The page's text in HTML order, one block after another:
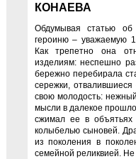
КОНАЕВА
Обдумывая статью
героиню – уважаемую
Как трепетно она
изделиям: неспешно
бережно перебирала
сережки,
свою молодость:
мысли в далекое
сжимал ее в объятьях
колыбелью сыновей.
из поколения в
семейной реликвией. Не